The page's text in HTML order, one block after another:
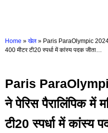
Home » खेल » Paris ParaOlympic 2024:
400 मीटर टी20 स्पर्धा में कांस्य पदक जीता…
Paris
ने पेरिस पैरालिंपिक में
टी20 स्पर्धा में कांस्य